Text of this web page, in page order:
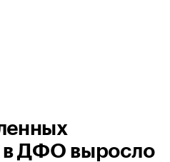
в ДФО выросло